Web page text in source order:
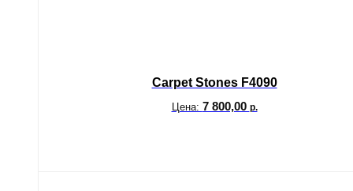
Carpet Stones F4090
Цена: 7 800,00 р.